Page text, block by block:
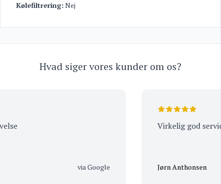
Kølefiltrering: Nej
Hvad siger vores kunder om os?
via Google
Virkelig god service
Jørn Anthonsen